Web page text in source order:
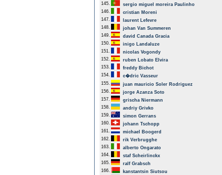
145.
sergio miguel moreira Paulinho
146.
cristian Moreni
147.
laurent Lefevre
148.
johan Van Summeren
149.
david Canada Gracia
150.
inigo Landaluze
151.
nicolas Vogondy
152.
ruben Lobato Elvira
153.
freddy Bichot
154.
c�dric Vasseur
155.
juan mauricio Soler Rodriguez
156.
jorge Azanza Soto
157.
grischa Niermann
158.
andriy Grivko
159.
simon Gerrans
160.
johann Tschopp
161.
michael Boogerd
162.
rik Verbrugghe
163.
alberto Ongarato
164.
staf Scheirlinckx
165.
ralf Grabsch
166.
kanstantsin Siutsou